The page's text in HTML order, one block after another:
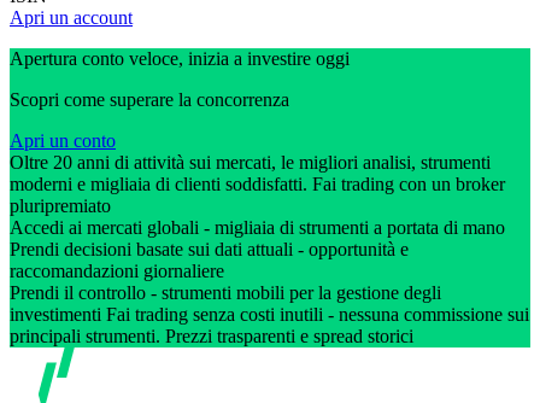
Apri un account
Apertura conto veloce, inizia a investire oggi
Scopri come superare la concorrenza
Apri un conto
Oltre 20 anni di attività sui mercati, le migliori analisi, strumenti
moderni e migliaia di clienti soddisfatti. Fai trading con un broker
pluripremiato
Accedi ai mercati globali - migliaia di strumenti a portata di mano
Prendi decisioni basate sui dati attuali - opportunità e
raccomandazioni giornaliere
Prendi il controllo - strumenti mobili per la gestione degli
investimenti Fai trading senza costi inutili - nessuna commissione sui
principali strumenti. Prezzi trasparenti e spread storici